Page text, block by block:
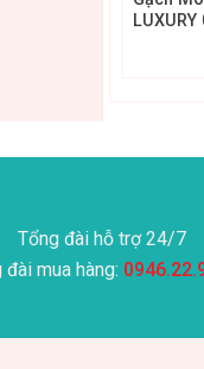
LUXURY
Tổng đài hỗ trợ 24/7
đài mua hàng: